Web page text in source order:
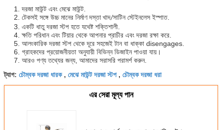
1. দরজা মাউন্ট এবং মেঝে মাউন্ট.
2. টেকসই সঙ্গে উচ্চ মানের নির্মাণদস্তা খাদ/সাটিন স্টেইনলেসইস্পাত.
3. একটি ধাতু দরজা স্টপ হতে যথেষ্ট শক্তিশালী.
4. ক্ষতি পরিধান এবং টিয়ার থেকে আপনার প্রাচীর এবং দরজা রক্ষা করে.
5. আলংকারিক দরজা স্টপ থেকে দূরে সহজেই টান বা ধাক্কা disengages.
6. গ্রাহকদের প্রয়োজনীয়তা অনুযায়ী বিভিন্ন ডিজাইন পাওয়া যায়।
7. আরও পণ্য তথ্যের জন্য, আমাদের সরাসরি পরামর্শ করুন.
ট্যাগ: চৌম্বক দরজা ধারক, মেঝে মাউন্ট দরজা স্টপ, চৌম্বক দরজা ধরা
এর সেরা মূল্য পান